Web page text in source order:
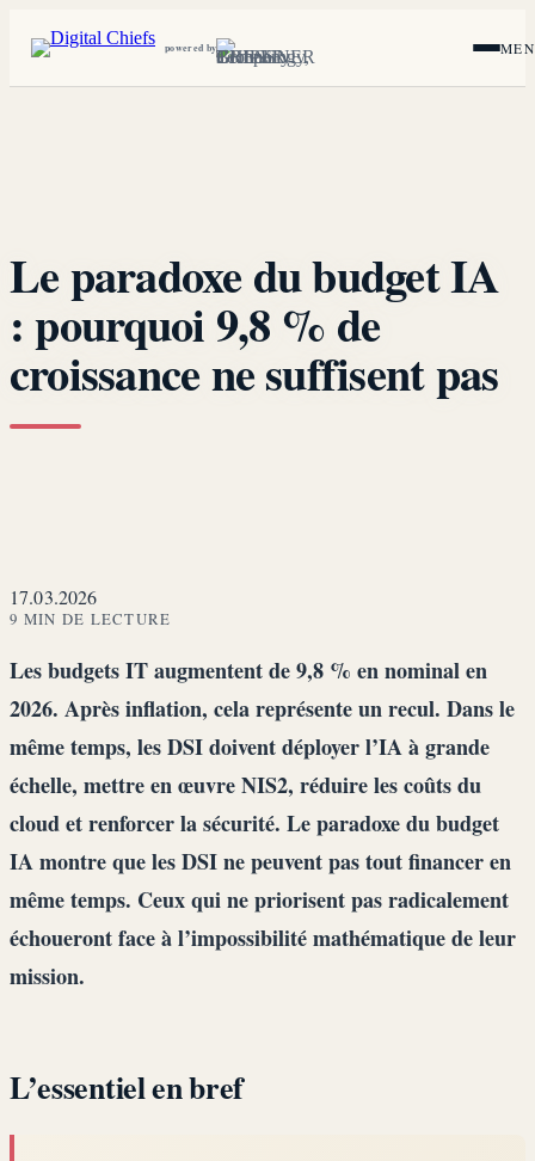
powered by
Le paradoxe du budget IA
: pourquoi 9,8 % de
croissance ne suffisent pas
17.03.2026
9 MIN DE LECTURE
Les budgets IT augmentent de 9,8 % en nominal en
2026. Après inflation, cela représente un recul. Dans le
même temps, les DSI doivent déployer l’IA à grande
échelle, mettre en œuvre NIS2, réduire les coûts du
cloud et renforcer la sécurité. Le paradoxe du budget
IA montre que les DSI ne peuvent pas tout financer en
même temps. Ceux qui ne priorisent pas radicalement
échoueront face à l’impossibilité mathématique de leur
mission.
L’essentiel en bref